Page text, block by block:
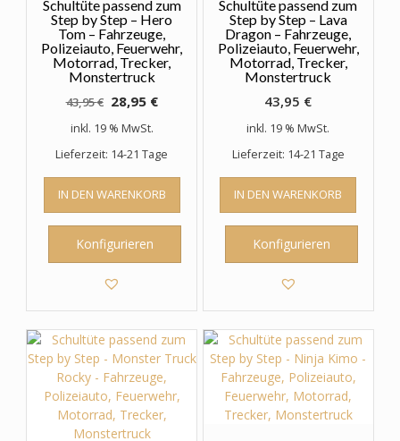
Schultüte passend zum
Step by Step – Hero
Tom – Fahrzeuge,
Polizeiauto, Feuerwehr,
Motorrad, Trecker,
Monstertruck
43,95€ Ursprünglicher
43,95 €
28,95 €Aktueller
28,95 €.
inkl. 19 % MwSt.
Lieferzeit: 14-21 Tage
IN DEN WARENKORB
Konfigurieren
Schultüte passend zum
Step by Step – Lava
Dragon – Fahrzeuge,
Polizeiauto, Feuerwehr,
Motorrad, Trecker,
Monstertruck
43,95 €
inkl. 19 % MwSt.
Lieferzeit: 14-21 Tage
IN DEN WARENKORB
Konfigurieren